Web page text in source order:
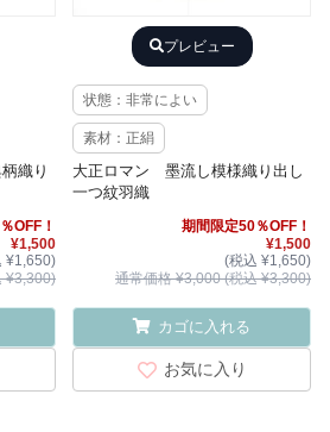
織り
OFF！
¥1,500
¥1,650)
¥3,300)
プレビュー
状態：非常によい
素材：正絹
大正ロマン 墨流し模様織り出し
一つ紋羽織
期間限定50％OFF！
¥1,500
(税込 ¥1,650)
通常価格 ¥3,000 (税込 ¥3,300)
カゴに入れる
お気に入り